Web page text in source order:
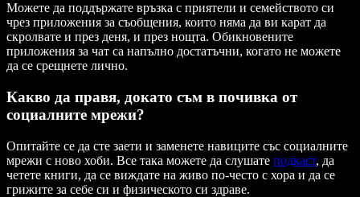
Можете да поддържате връзка с приятели и семейството си
чрез приложения за съобщения, които няма да ви карат да
скролвате и през деня, и през нощта. Обикновените
приложения за чат са напълно достатъчни, когато не можете
да се срещнете лично.
Какво да правя, докато съм в почивка от
социалните мрежи?
Опитайте се да сте заети и заменете навиците със социалните
мрежи с ново хоби. Все така можете да слушате подкаст, да
четете книги, да се виждате на живо по-често с хора и да се
грижите за себе си и физическото си здраве.